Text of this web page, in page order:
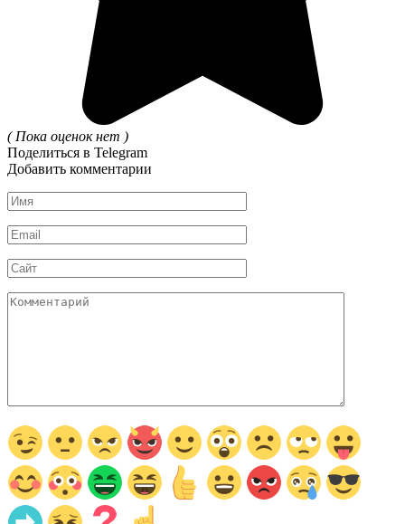
( Пока оценок нет )
Поделиться в Telegram
Добавить комментарии
Имя
*
Email
*
Сайт
Комментарий